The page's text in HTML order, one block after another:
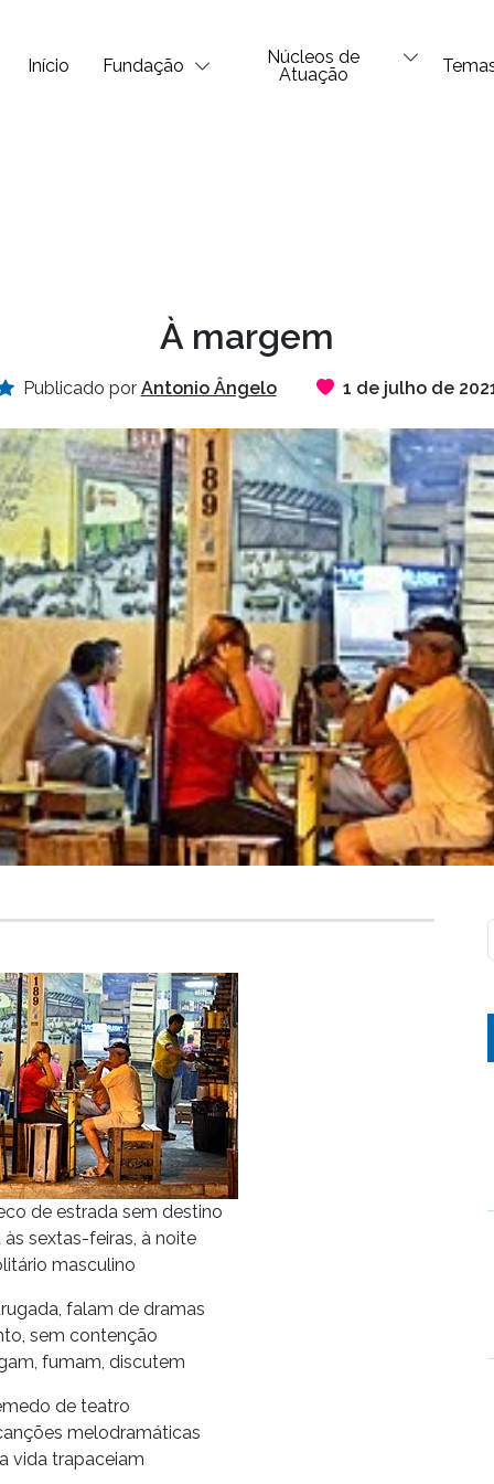
Início Fundação
Núcleos de
Atuação
À margem
Publicado por Antonio Ângelo 1 de julho de
de estrada sem destino
sextas-feiras, à noite
masculino
falam de dramas
sem contenção
fumam, discutem
de teatro
melodramáticas
vida trapaceiam